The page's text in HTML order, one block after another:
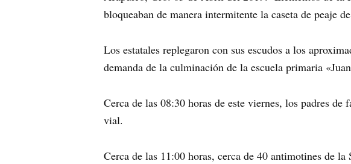
bloqueaban de manera intermitente la caseta de peaje
Los estatales replegaron con sus escudos a los
demanda de la culminación de la escuela primaria
Cerca de las 08:30 horas de este viernes, los padres
vial.
Cerca de las 11:00 horas, cerca de 40 antimotines de